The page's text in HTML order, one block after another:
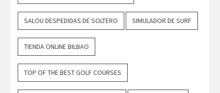
SALOU DESPEDIDAS DE SOLTERO SIMULADOR DE SURF
TIENDA ONLINE BILBAO
TOP OF THE BEST GOLF COURSES